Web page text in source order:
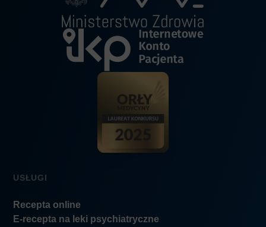
USŁUGI
Recepta online
E-recepta na leki psychiatryczne